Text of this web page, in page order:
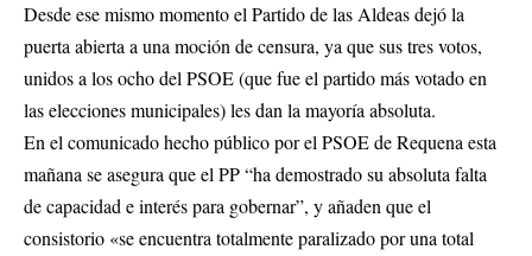
Desde ese mismo momento el Partido de las Aldeas dejó la
puerta abierta a una moción de censura, ya que sus tres votos,
unidos a los ocho del PSOE (que fue el partido más votado en
las elecciones municipales) les dan la mayoría absoluta.
En el comunicado hecho público por el PSOE de Requena esta
mañana se asegura que el PP “ha demostrado su absoluta falta
de capacidad e interés para gobernar”, y añaden que el
consistorio «se encuentra totalmente paralizado por una total